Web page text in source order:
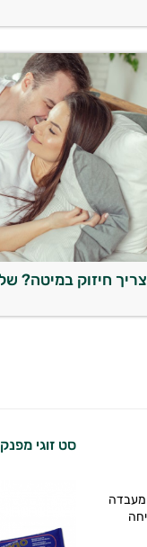
צריך חיזוק במיטה?
מעבדה
סט זוגי מפנק